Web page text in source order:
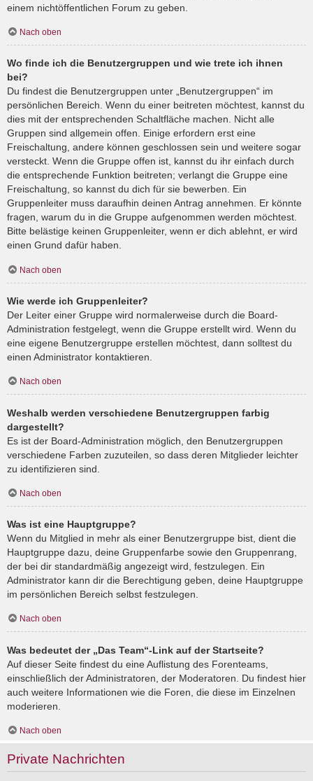
einem nichtöffentlichen Forum zu geben.
Nach oben
Wo finde ich die Benutzergruppen und wie trete ich ihnen
bei?
Du findest die Benutzergruppen unter „Benutzergruppen“ im
persönlichen Bereich. Wenn du einer beitreten möchtest, kannst du
dies mit der entsprechenden Schaltfläche machen. Nicht alle
Gruppen sind allgemein offen. Einige erfordern erst eine
Freischaltung, andere können geschlossen sein und weitere sogar
versteckt. Wenn die Gruppe offen ist, kannst du ihr einfach durch
die entsprechende Funktion beitreten; verlangt die Gruppe eine
Freischaltung, so kannst du dich für sie bewerben. Ein
Gruppenleiter muss daraufhin deinen Antrag annehmen. Er könnte
fragen, warum du in die Gruppe aufgenommen werden möchtest.
Bitte belästige keinen Gruppenleiter, wenn er dich ablehnt, er wird
einen Grund dafür haben.
Nach oben
Wie werde ich Gruppenleiter?
Der Leiter einer Gruppe wird normalerweise durch die Board-
Administration festgelegt, wenn die Gruppe erstellt wird. Wenn du
eine eigene Benutzergruppe erstellen möchtest, dann solltest du
einen Administrator kontaktieren.
Nach oben
Weshalb werden verschiedene Benutzergruppen farbig
dargestellt?
Es ist der Board-Administration möglich, den Benutzergruppen
verschiedene Farben zuzuteilen, so dass deren Mitglieder leichter
zu identifizieren sind.
Nach oben
Was ist eine Hauptgruppe?
Wenn du Mitglied in mehr als einer Benutzergruppe bist, dient die
Hauptgruppe dazu, deine Gruppenfarbe sowie den Gruppenrang,
der bei dir standardmäßig angezeigt wird, festzulegen. Ein
Administrator kann dir die Berechtigung geben, deine Hauptgruppe
im persönlichen Bereich selbst festzulegen.
Nach oben
Was bedeutet der „Das Team“-Link auf der Startseite?
Auf dieser Seite findest du eine Auflistung des Forenteams,
einschließlich der Administratoren, der Moderatoren. Du findest hier
auch weitere Informationen wie die Foren, die diese im Einzelnen
moderieren.
Nach oben
Private Nachrichten